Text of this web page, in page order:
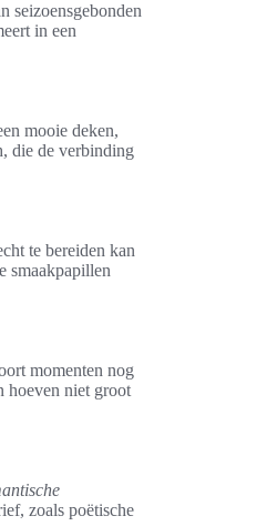
seizoensgebonden
in een
mooie deken,
die de verbinding
te bereiden kan
smaakpapillen
momenten nog
hoeven niet groot
zoals poëtische